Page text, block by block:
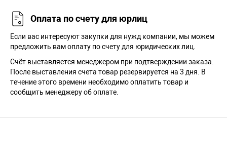
Оплата по счету для юрлиц
Если вас интересуют закупки для нужд компании, мы можем
предложить вам оплату по счету для юридических лиц.
Счёт выставляется менеджером при подтверждении заказа.
После выставления счета товар резервируется на 3 дня. В
течение этого времени необходимо оплатить товар и
сообщить менеджеру об оплате.